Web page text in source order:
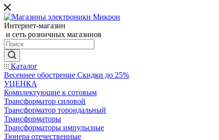
Интернет-магазин
и сеть розничных магазинов
Каталог
Весеннее обострение Скидки до 25%
УЦЕНКА
Комплектующие к сотовым
Трансформатор силовой
Трансформатор тороидальный
Трансформаторы
Трансформаторы импульсные
Тюнера отечественные